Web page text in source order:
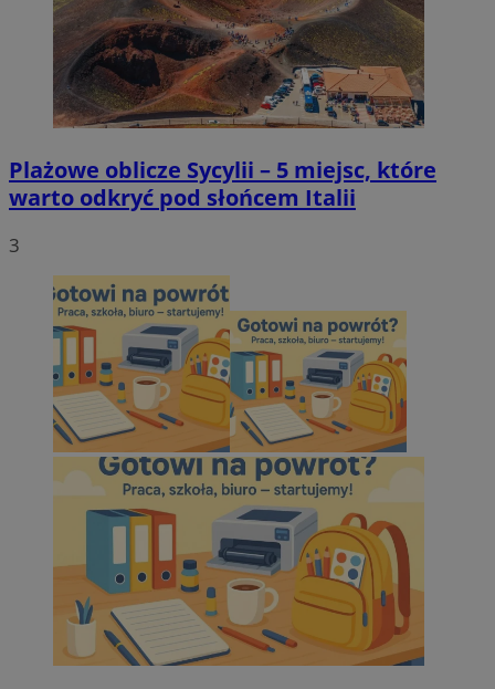
Plażowe oblicze Sycylii – 5 miejsc, które
warto odkryć pod słońcem Italii
3